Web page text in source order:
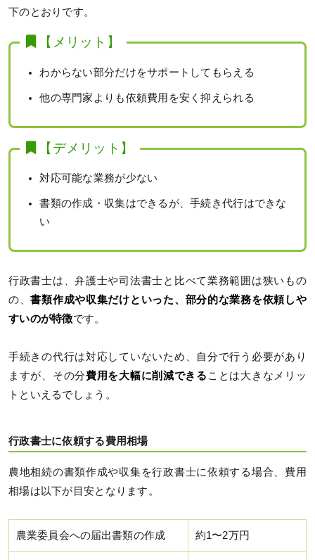
下のとおりです。
【メリット】
わからない部分だけをサポートしてもらえる
他の専門家よりも依頼費用を安く抑えられる
【デメリット】
対応可能な業務が少ない
書類の作成・収集はできるが、手続き代行はできな
い
行政書士は、弁護士や司法書士と比べて業務範囲は狭いもの
の、書類作成や収集だけといった、部分的な業務を依頼しや
すいのが特徴です。
手続きの代行は対応していないため、自分で行う必要があり
ますが、その分費用を大幅に削減できる ことは大きなメリッ
トといえるでしょう。
行政書士に依頼する費用相場
農地相続の書類作成や収集を行政書士に依頼する場合、費用
相場は以下が目安となります。
農業委員会への届出書類の作成 約1〜2万円